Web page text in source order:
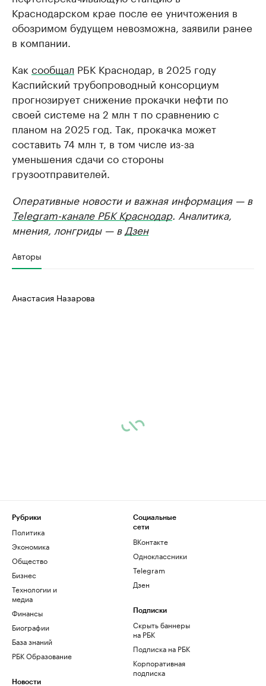
Краснодарском крае после ее уничтожения в
обозримом будущем невозможна, заявили ранее
в компании.
Как сообщал РБК Краснодар, в 2025 году
Каспийский трубопроводный консорциум
прогнозирует снижение прокачки нефти по
своей системе на 2 млн т по сравнению с
планом на 2025 год. Так, прокачка может
составить 74 млн т, в том числе из-за
уменьшения сдачи со стороны
грузоотправителей.
Оперативные новости и важная информация — в
Telegram-канале РБК Краснодар. Аналитика,
мнения, лонгриды — в Дзен
Авторы
Анастасия Назарова
Рубрики
Политика
Экономика
Общество
Бизнес
Технологии и
медиа
Финансы
Биографии
База знаний
РБК Образование
Новости
Социальные
сети
ВКонтакте
Одноклассники
Telegram
Дзен
Подписки
Скрыть баннеры
на РБК
Подписка на РБК
Корпоративная
подписка